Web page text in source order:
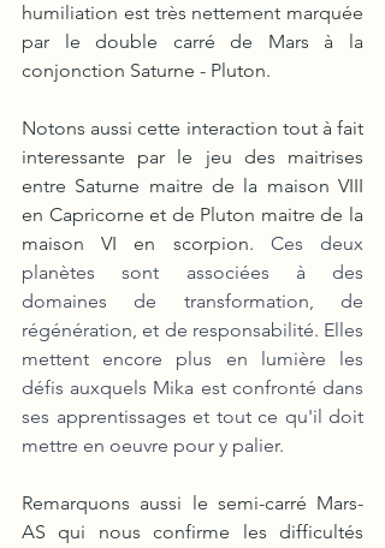
humiliation est très nettement marquée
par le double carré de Mars à la
conjonction Saturne - Pluton.
Notons aussi cette interaction tout à fait
interessante par le jeu des maitrises
entre Saturne maitre de la maison VIII
en Capricorne et de Pluton maitre de la
maison VI en scorpion. Ces deux
planètes sont associées à des
domaines de transformation, de
régénération, et de responsabilité. Elles
mettent encore plus en lumière les
défis auxquels Mika est confronté dans
ses apprentissages et tout ce qu'il doit
mettre en oeuvre pour y palier.
Remarquons aussi le semi-carré Mars-
AS qui nous confirme les difficultés